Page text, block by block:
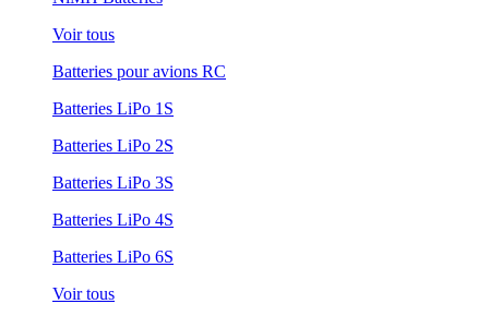
Voir tous
Batteries pour avions RC
Batteries LiPo 1S
Batteries LiPo 2S
Batteries LiPo 3S
Batteries LiPo 4S
Batteries LiPo 6S
Voir tous